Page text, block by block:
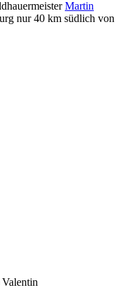
Martin
nur 40 km südlich von